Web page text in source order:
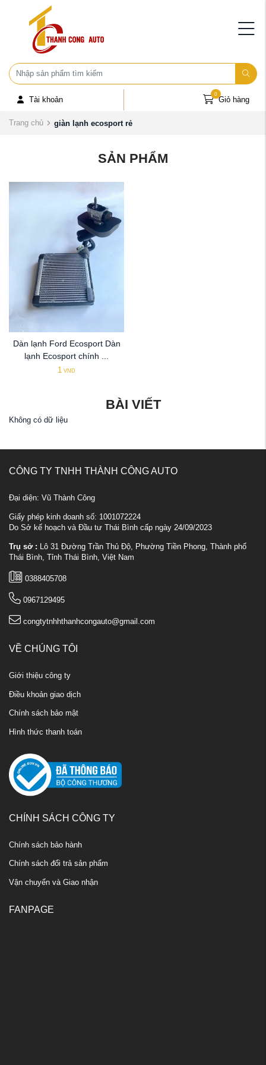
Tài khoản Giỏ hàng
0
Trang chủ giàn lạnh ecosport rẻ
SẢN PHẨM
Dàn lạnh Ford Ecosport Dàn
lạnh Ecosport chính ...
1 VND
BÀI VIẾT
Không có dữ liệu
CÔNG TY TNHH THÀNH CÔNG AUTO
Đại diện: Vũ Thành Công
Giấy phép kinh doanh số: 1001072224
Do Sở kế hoạch và Đầu tư Thái Bình cấp ngày 24/09/2023
Trụ sở : Lô 31 Đường Trần Thủ Độ, Phường Tiền Phong, Thành phố
Thái Bình, Tỉnh Thái Bình, Việt Nam
0388405708
0967129495
congtytnhhthanhcongauto@gmail.com
VỀ CHÚNG TÔI
Giới thiệu công ty
Điều khoản giao dịch
Chính sách bảo mật
Hình thức thanh toán
CHÍNH SÁCH CÔNG TY
Chính sách bảo hành
Chính sách đổi trả sản phẩm
Vận chuyển và Giao nhận
FANPAGE